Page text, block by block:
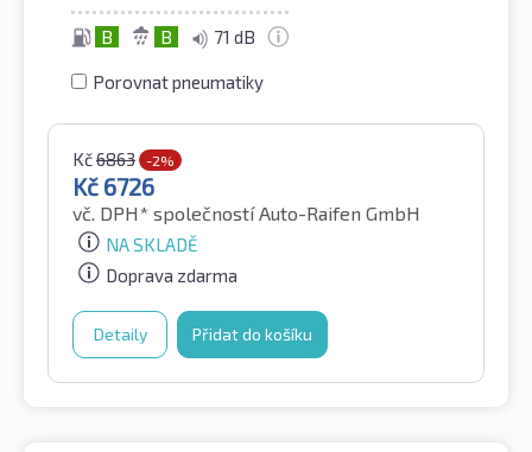
B B 71 dB
Porovnat pneumatiky
Kč6863 -2%
Kč 6726
vč. DPH* společností Auto-Raifen GmbH
NA SKLADĚ
Doprava zdarma
Detaily Přidat do košíku